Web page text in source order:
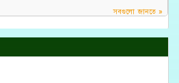
সবগুলো জানতে »